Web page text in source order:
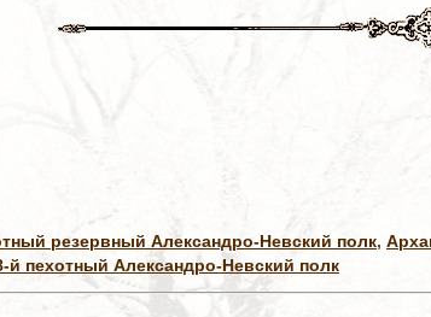
резервный Александро-Невский полк,
й пехотный Александро-Невский полк